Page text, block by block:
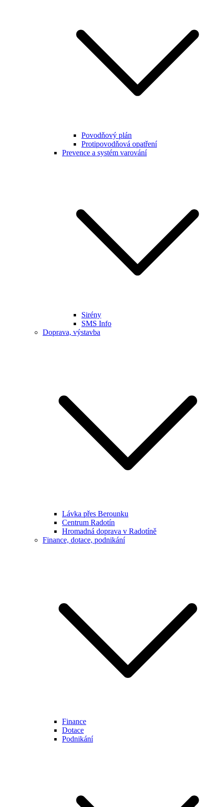
Povodňový plán
Protipovodňová opatření
Prevence a systém varování
Sirény
SMS Info
Doprava, výstavba
Lávka přes Berounku
Centrum Radotín
Hromadná doprava v Radotíně
Finance, dotace, podnikání
Finance
Dotace
Podnikání